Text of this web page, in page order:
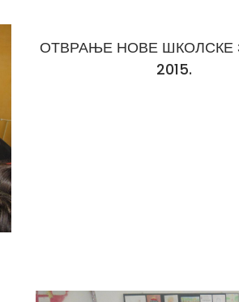
ОТВРАЊЕ НОВЕ ШКОЛСКЕ
2015.